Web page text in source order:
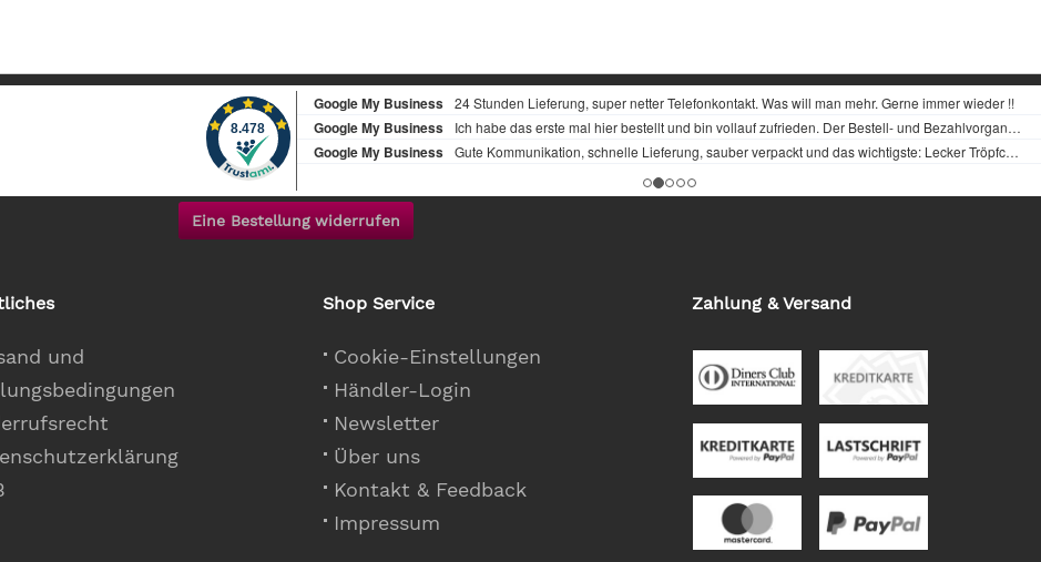
Eine Bestellung widerrufen
und
Shop Service
Cookie-Einstellungen
Händler-Login
Newsletter
Über uns
Kontakt & Feedback
Impressum
Zahlung & Versand